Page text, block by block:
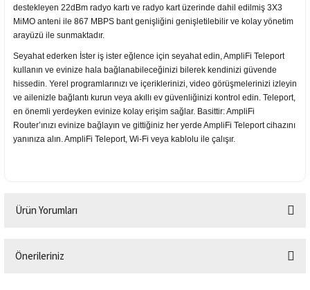
destekleyen 22dBm radyo kartı ve radyo kart üzerinde dahil edilmiş 3X3
MiMO anteni ile 867 MBPS bant genişliğini genişletilebilir ve kolay yönetim
arayüzü ile sunmaktadır.
Seyahat ederken İster iş ister eğlence için seyahat edin, AmpliFi Teleport
kullanın ve evinize hala bağlanabileceğinizi bilerek kendinizi güvende
hissedin. Yerel programlarınızı ve içeriklerinizi, video görüşmelerinizi izleyin
ve ailenizle bağlantı kurun veya akıllı ev güvenliğinizi kontrol edin. Teleport,
en önemli yerdeyken evinize kolay erişim sağlar. Basittir: AmpliFi
Router’ınızı evinize bağlayın ve gittiğiniz her yerde AmpliFi Teleport cihazını
yanınıza alın. AmpliFi Teleport, Wi-Fi veya kablolu ile çalışır.
Ürün Yorumları
Önerileriniz